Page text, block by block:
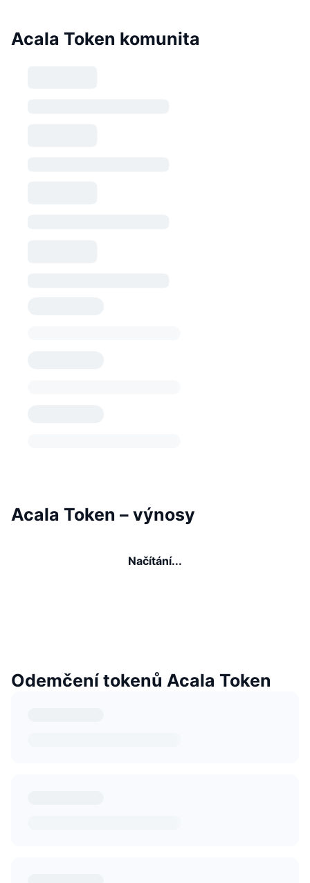
Acala Token komunita
Acala Token – výnosy
Načítání...
Odemčení tokenů Acala Token